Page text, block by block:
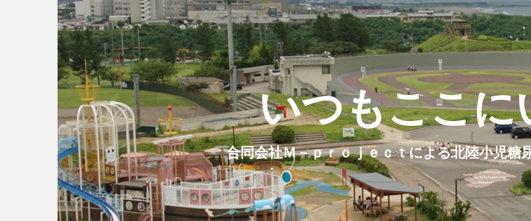
いつもここに
合同会社Ｍ－ｐｒｏｊｅｃｔによる北陸小児糖